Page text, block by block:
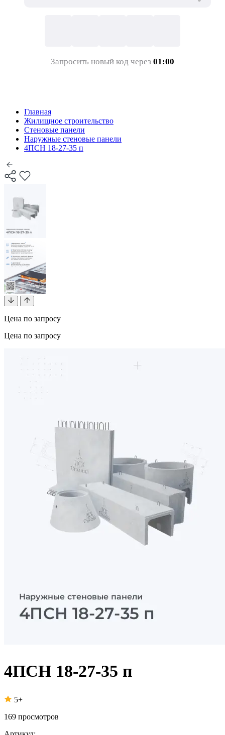
Запросить новый код через 01:00
Главная
Жилищное строительство
Стеновые панели
Наружные стеновые панели
4ПСН 18-27-35 п
Цена по запросу
Цена по запросу
4ПСН 18-27-35 п
5+
169 просмотров